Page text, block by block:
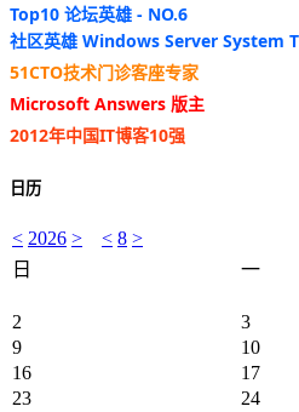
Top10 论坛英雄 - NO.6
社区英雄 Windows Server System
51CTO技术门诊客座专家
Microsoft Answers 版主
2012年中国IT博客10强
日历
< 2026 > < 8 >
日
一
2
3
9
10
16
17
23
24